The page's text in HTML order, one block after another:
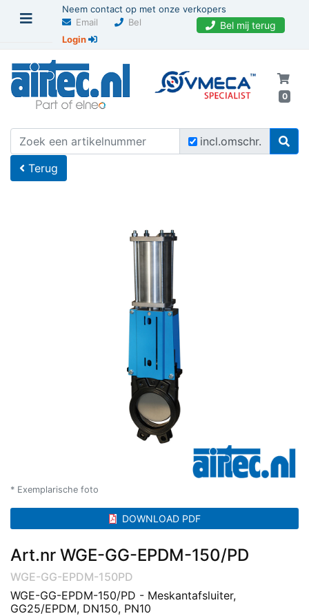
Neem contact op met onze verkopers
Email
Bel Bel mij terug
Login
0
incl.omschr.
U bevindt zich hier Home
Terug
* Exemplarische foto
DOWNLOAD PDF
Art.nr WGE-GG-EPDM-150/PD
WGE-GG-EPDM-150PD
WGE-GG-EPDM-150/PD - Meskantafsluiter,
GG25/EPDM, DN150, PN10